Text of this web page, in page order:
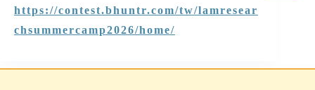
https://contest.bhuntr.com/tw/lamresear
chsummercamp2026/home/